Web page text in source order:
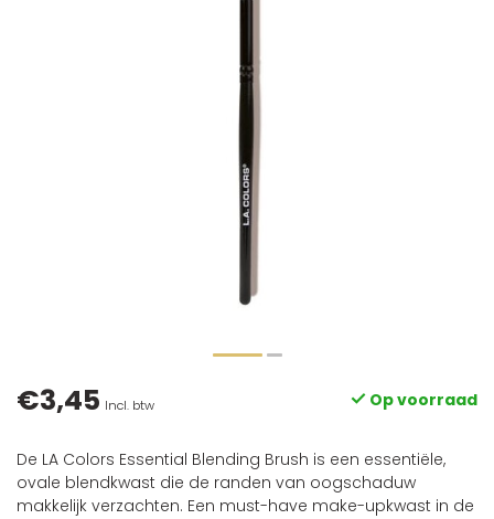
€3,45 Incl. btw Op voorraad
De LA Colors Essential Blending Brush is een essentiële,
ovale blendkwast die de randen van oogschaduw
makkelijk verzachten. Een must-have make-upkwast in de